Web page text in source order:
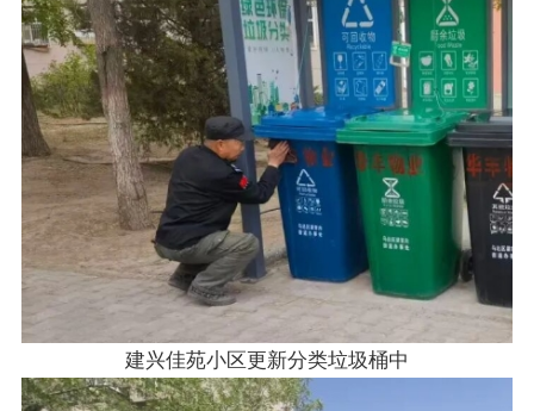
建兴佳苑小区更新分类垃圾桶中